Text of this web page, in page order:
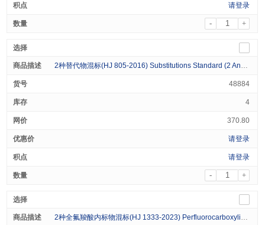
请登录
- +
2种替代物混标(HJ 805-2016) Substitutions Standard (2 Analytes) 1000μg/mL in Dichloromethane 1mL
48884
4
370.80
请登录
请登录
- +
2种全氟羧酸内标物混标(HJ 1333-2023) Perfluorocarboxylic Acid Internals Standard (2 Analytes) 5μg/mL in Methanol 1mL